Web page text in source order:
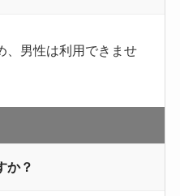
、男性は利用できませ
か？